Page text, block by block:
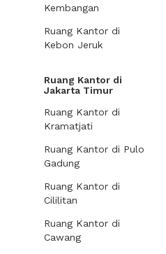
Kembangan
Ruang Kantor di
Kebon Jeruk
Ruang Kantor di
Jakarta Timur
Ruang Kantor di
Kramatjati
Ruang Kantor di Pulo
Gadung
Ruang Kantor di
Cililitan
Ruang Kantor di
Cawang